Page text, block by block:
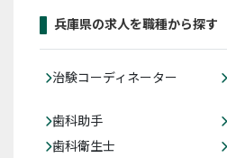
兵庫県の求人を職種から探す
治験コーディネーター
歯科助手
歯科衛生士